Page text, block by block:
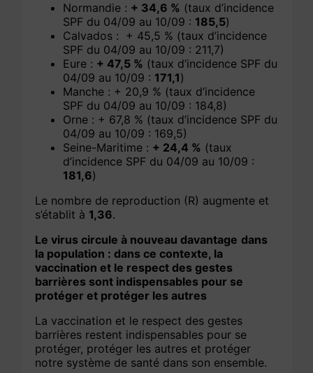
Normandie : + 34,6 % (taux d’incidence
SPF du 04/09 au 10/09 : 185,5)
Calvados : + 45,5 % (taux d’incidence
SPF du 04/09 au 10/09 : 211,7)
Eure : + 47,5 % (taux d’incidence SPF du
04/09 au 10/09 : 171,1)
Manche : + 20,9 % (taux d’incidence
SPF du 04/09 au 10/09 : 184,8)
Orne : + 67,8 % (taux d’incidence SPF du
04/09 au 10/09 : 169,5)
Seine-Maritime : + 24,4 % (taux
d’incidence SPF du 04/09 au 10/09 :
181,6)
Le nombre de reproduction (R) augmente et
s’établit à 1,36.
Le virus circule à nouveau davantage dans
la population : dans ce contexte, la
vaccination et le respect des gestes
barrières sont indispensables pour se
protéger et protéger les autres
La vaccination et le respect des gestes
barrières restent indispensables pour se
protéger, protéger les autres et protéger
notre système de santé dans son ensemble.